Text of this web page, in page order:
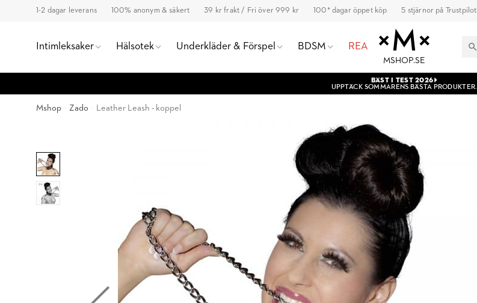
1-2 dagar leverans 100% anonym & säkert 39 kr frakt / Fri över 999 kr 100* dagar öppet köp 5 stjärnor på Trustpilot
Intimleksaker Hälsotek Underkläder & Förspel BDSM REA
MSHOP.SE
BÄST I TEST 2026
UPPTÄCK SOMMARENS BÄSTA PRODUKTER.
Mshop Zado Leather Leash - koppel